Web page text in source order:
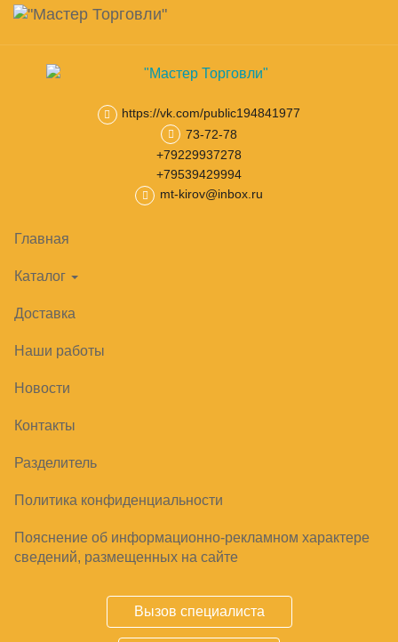
Skip
main
content
Навигация
https://vk.com/public194841977
73-72-78
+79229937278
+79539429994
mt-kirov@inbox.ru
Главная
Каталог
Доставка
Наши работы
Новости
Контакты
Разделитель
Политика конфиденциальности
Пояснение об информационно-рекламном характере
сведений, размещенных на сайте
Вызов специалиста
Корзина
товар(ов)
Камеры, холодильные машины
СПЛИТ-СИСТЕМА INTERCOLD МCM 223
ХОЛОДИЛЬНАЯ